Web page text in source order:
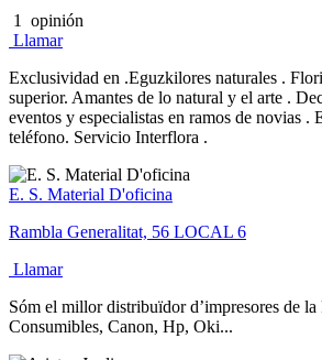
1
opinión
Llamar
Exclusividad en .Eguzkilores naturales .
superior. Amantes de lo natural y el arte .
eventos y especialistas en ramos de novias .
teléfono. Servicio Interflora .
E. S. Material D'oficina
Rambla Generalitat, 56 LOCAL 6
Llamar
Sóm el millor distribuïdor d’impresores de
Consumibles, Canon, Hp, Oki...